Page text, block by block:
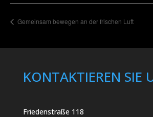
Gemeinsam bewegen an der frischen Luft
KONTAKTIEREN SIE
Friedenstraße 118